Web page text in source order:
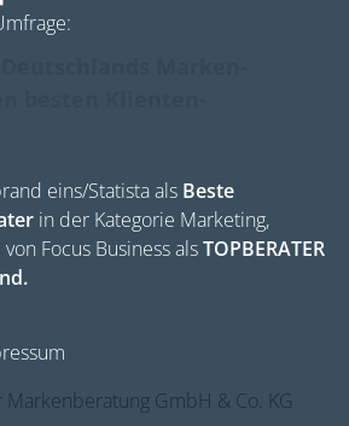
eins/Statista als Beste
in der Kategorie Marketing,
Focus Business alsTOPBERATER
Markenberatung GmbH & Co. KG